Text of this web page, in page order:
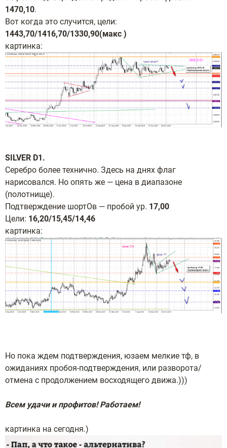
1470,10.
Вот когда это случится, цели:
1443,70/1416,70/1330,90(макс )
картинка:
SILVER D1.
Серебро более технично. Здесь на днях флаг
нарисовался. Но опять же — цена в диапазоне
(полотнище).
Подтверждение шортОв — пробой ур. 17,00
Цели: 16,20/15,45/14,46
картинка:
Но пока ждем подтверждения, юзаем мелкие тф, в
ожиданиях пробоя-подтверждения, или разворота/
отмена с продолжением восходящего движа.)))
Всем удачи и профитов! Работаем!
картинка на сегодня.)